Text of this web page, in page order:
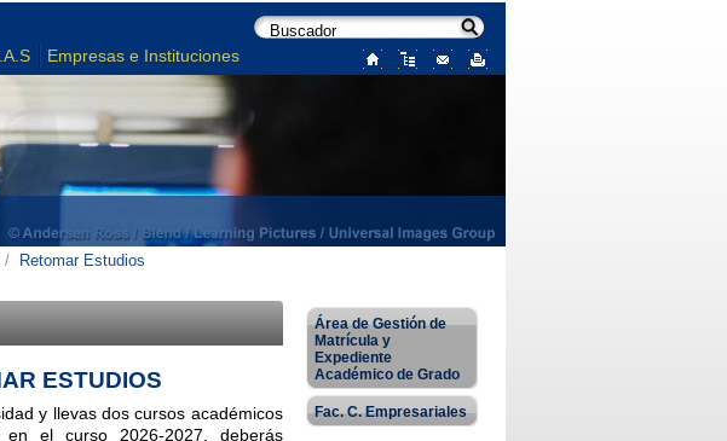
Empresas e Instituciones
Retomar Estudios
ESTUDIOS
y llevas dos cursos académicos
el curso 2026-2027, deberás
Área de Gestión de
Matrícula y
Expediente
Académico de Grado
Fac. C. Empresariales